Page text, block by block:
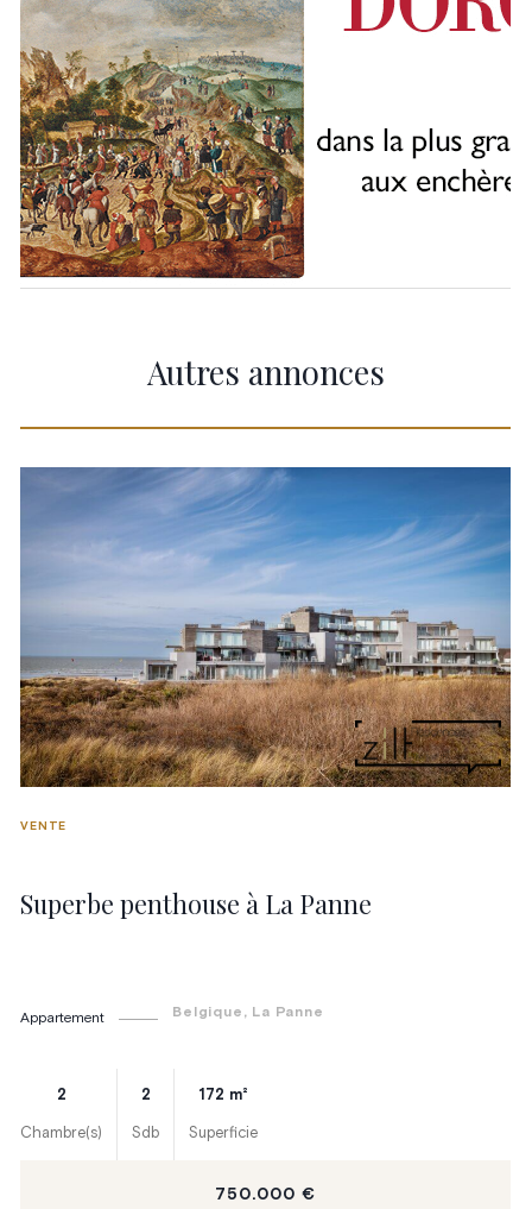
Autres annonces
Superbe penthouse à La Panne
VENTE
Appartement Belgique , La Panne
2
Chambre(s)
2
Sdb
172 m²
Superficie
750.000 €